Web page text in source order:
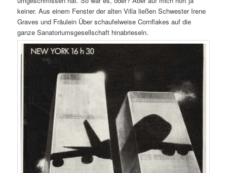
keiner. Aus einem Fenster der alten Villa ließen Schwester Irene
Graves und Fräulein Über schaufelweise Cornflakes auf die
ganze Sanatoriumsgesellschaft hinabrieseln.